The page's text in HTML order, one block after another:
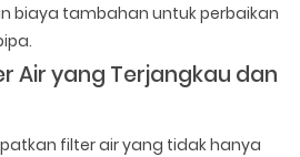
biaya tambahan untuk perbaikan
Air yang Terjangkau dan
filter air yang tidak hanya